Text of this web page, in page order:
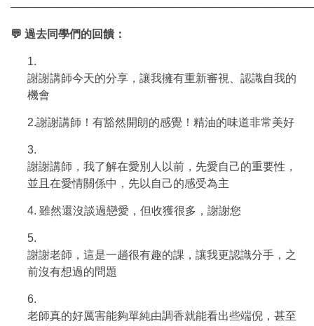
💬 過去同學們的回饋：
1.
謝謝講師今天的分享，讓我擁有重新審視、認識自我的
機會
2.謝謝講師！有豁然開朗的感覺！精油的味道非常美好
3.
謝謝講師，我了解在愛別人以前，先愛自己的重要性，
並且在愛情關係中，先以自己的感受為主
4. 雖然還沒談過戀愛，但收獲很多，謝謝您
5.
謝謝老師，這是一趟很有趣的課，讓我更認識分手，之
前沒有想過的問題
6.
老師真的好厲害能夠單純由調香就能看出些端倪，甚至